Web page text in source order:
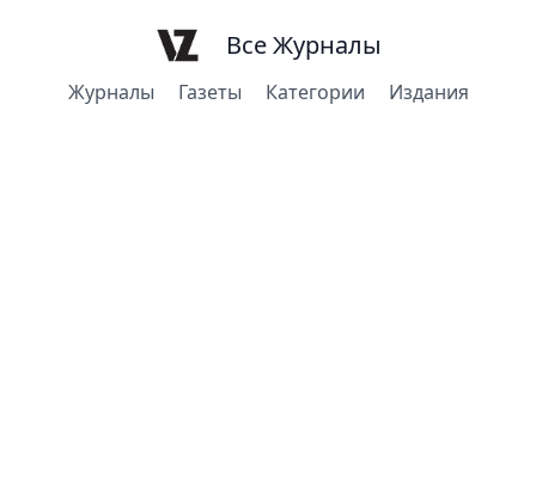
Журналы Газеты Категории Издания
Все Журналы